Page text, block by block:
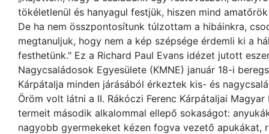
tökéletlenül és hanyagul festjük, hiszen mind
De ha nem összpontosítunk túlzottam a hibáinkra,
megtanuljuk, hogy nem a kép szépsége érdemli ki a
festhetünk." Ez a Richard Paul Evans idézet jutott
Nagycsaládosok Egyesülete (KMNE) január 18-i
Kárpátalja minden járásából érkeztek kis- és
Öröm volt látni a II. Rákóczi Ferenc Kárpátaljai
termeit második alkalommal ellepő sokaságot:
nagyobb gyermekeket kézen fogva vezető apukákat,